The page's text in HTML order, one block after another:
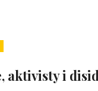
aktivisty i